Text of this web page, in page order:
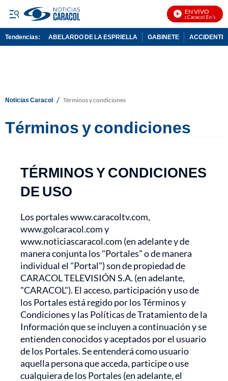
EN VIVO
Noticias Caracol En Vivo
Tendencias: ABELARDO DE LA ESPRIELLA GABINETE ACCIDENTE
Noticias Caracol / Términos y condiciones
Términos y condiciones
TÉRMINOS Y CONDICIONES
DE USO
Los portales www.caracoltv.com,
www.golcaracol.com y
www.noticiascaracol.com (en adelante y de
manera conjunta los "Portales" o de manera
individual el "Portal") son de propiedad de
CARACOL TELEVISIÓN S.A. (en adelante,
"CARACOL"). El acceso, participación y uso de
los Portales está regido por los Términos y
Condiciones y las Políticas de Tratamiento de la
Información que se incluyen a continuación y se
entienden conocidos y aceptados por el usuario
de los Portales. Se entenderá como usuario
aquella persona que acceda, participe o use
cualquiera de los Portales (en adelante, el